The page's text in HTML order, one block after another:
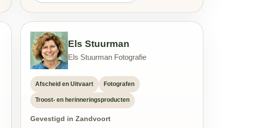
Els Stuurman
Els Stuurman Fotografie
Afscheid en Uitvaart Fotografen
Troost- en herinneringsproducten
Gevestigd in Zandvoort